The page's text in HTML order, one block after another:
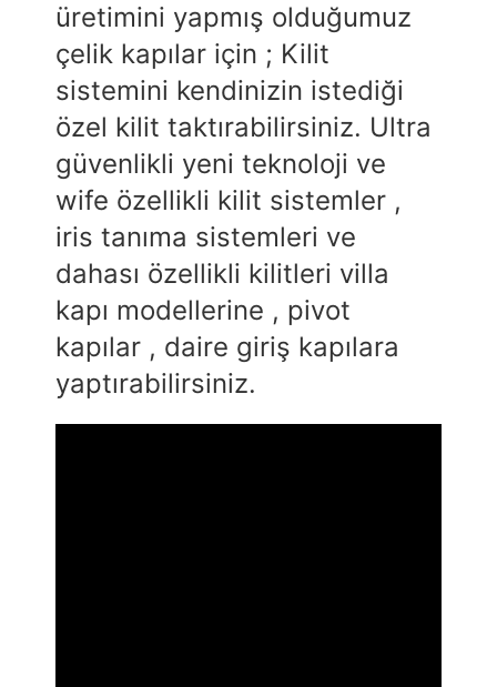
üretimini yapmış olduğumuz
çelik kapılar için ; Kilit
sistemini kendinizin istediği
özel kilit taktırabilirsiniz. Ultra
güvenlikli yeni teknoloji ve
wife özellikli kilit sistemler ,
iris tanıma sistemleri ve
dahası özellikli kilitleri villa
kapı modellerine , pivot
kapılar , daire giriş kapılara
yaptırabilirsiniz.